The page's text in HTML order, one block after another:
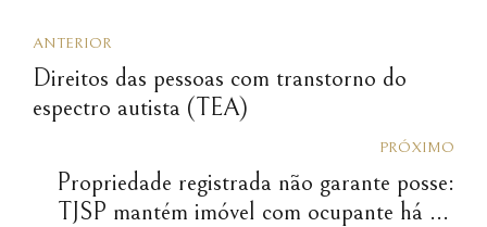
ANTERIOR
Direitos das pessoas com transtorno do
espectro autista (TEA)
PRÓXIMO
Propriedade registrada não garante posse:
TJSP mantém imóvel com ocupante há 20